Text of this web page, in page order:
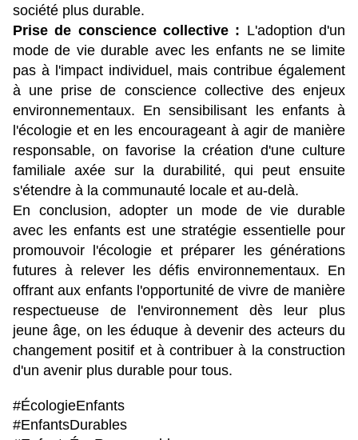
société plus durable.
Prise de conscience collective : L'adoption d'un
mode de vie durable avec les enfants ne se limite
pas à l'impact individuel, mais contribue également
à une prise de conscience collective des enjeux
environnementaux. En sensibilisant les enfants à
l'écologie et en les encourageant à agir de manière
responsable, on favorise la création d'une culture
familiale axée sur la durabilité, qui peut ensuite
s'étendre à la communauté locale et au-delà.
En conclusion, adopter un mode de vie durable
avec les enfants est une stratégie essentielle pour
promouvoir l'écologie et préparer les générations
futures à relever les défis environnementaux. En
offrant aux enfants l'opportunité de vivre de manière
respectueuse de l'environnement dès leur plus
jeune âge, on les éduque à devenir des acteurs du
changement positif et à contribuer à la construction
d'un avenir plus durable pour tous.
#ÉcologieEnfants
#EnfantsDurables